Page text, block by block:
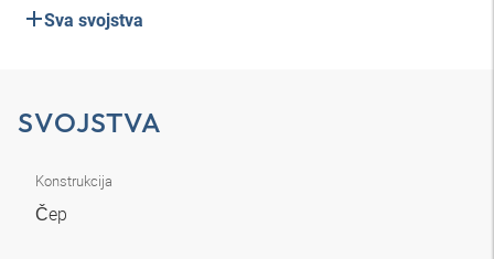
Sva svojstva
SVOJSTVA
Konstrukcija
Čep